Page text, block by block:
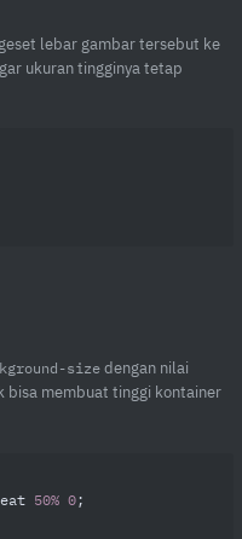
lebar gambar tersebut ke
ukuran tingginya tetap
sizedengan nilai
bisa membuat tinggi kontainer
50% 0;